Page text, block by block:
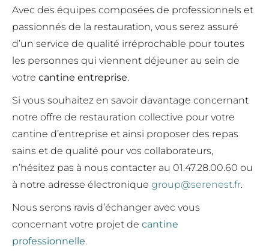
Avec des équipes composées de professionnels et
passionnés de la restauration, vous serez assuré
d’un service de qualité irréprochable pour toutes
les personnes qui viennent déjeuner au sein de
votre cantine entreprise.
Si vous souhaitez en savoir davantage concernant
notre offre de restauration collective pour votre
cantine d’entreprise et ainsi proposer des repas
sains et de qualité pour vos collaborateurs,
n’hésitez pas à nous contacter au 01.47.28.00.60 ou
à notre adresse électronique group@serenest.fr.
Nous serons ravis d’échanger avec vous
concernant votre projet de cantine
professionnelle.